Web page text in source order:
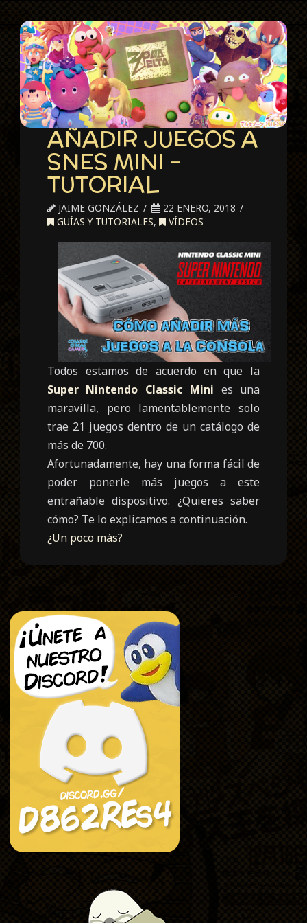
AÑADIR JUEGOS A
SNES MINI –
TUTORIAL
JAIME GONZÁLEZ
22 ENERO, 2018
GUÍAS Y TUTORIALES, VÍDEOS
Todos estamos de acuerdo en que la
Super Nintendo Classic Mini es una
maravilla, pero lamentablemente solo
trae 21 juegos dentro de un catálogo de
más de 700.
Afortunadamente, hay una forma fácil de
poder ponerle más juegos a este
entrañable dispositivo. ¿Quieres saber
cómo? Te lo explicamos a continuación.
¿Un poco más?